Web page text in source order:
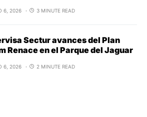
6, 2026 3 MINUTE READ
Sectur avances del Plan
Renace en el Parque del Jaguar
6, 2026 2 MINUTE READ